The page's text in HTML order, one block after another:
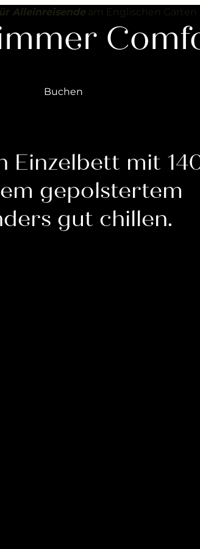
Alleinreisende am Englischen
Buchen
Einzelbett mit
gepolstertem
gut chillen.